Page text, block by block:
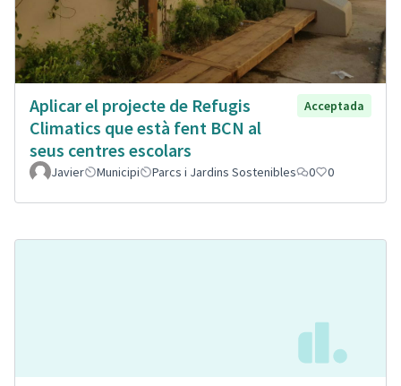
Aplicar el projecte de Refugis
Climatics que està fent BCN al
seus centres escolars
Acceptada
Javier Municipi Parcs i Jardins Sostenibles 0 0